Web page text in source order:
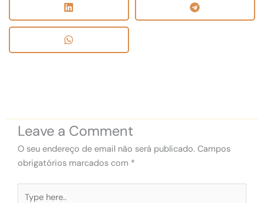
Leave a Comment
O seu endereço de email não será publicado. Campos
obrigatórios marcados com *